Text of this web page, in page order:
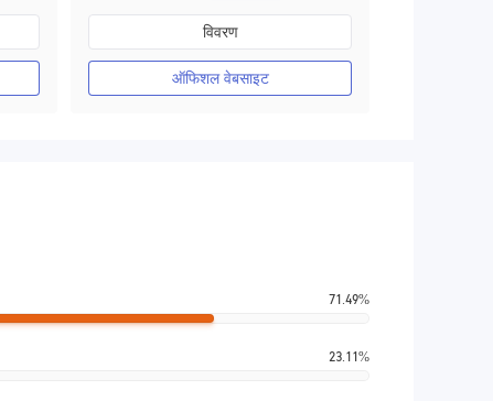
ऑस्ट्रेलिया विनियमन
मार्केट मेकिंग (एमएम)
मुख्य-लेबल MT4
विवरण
ऑफिशल वेबसाइट
71.49%
23.11%